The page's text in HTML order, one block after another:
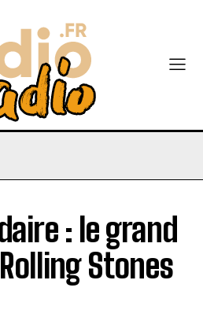
: le grand
Stones